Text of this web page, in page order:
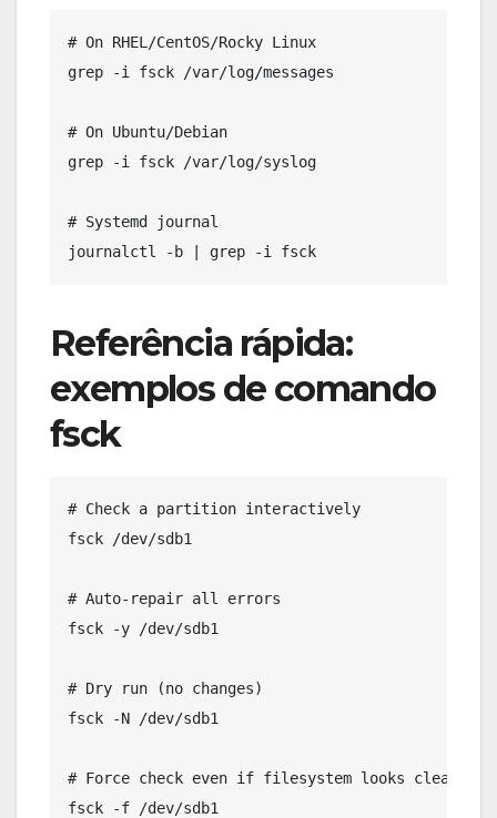
# On RHEL/CentOS/Rocky Linux
grep -i fsck /var/log/messages
# On Ubuntu/Debian
grep -i fsck /var/log/syslog
# Systemd journal
Referência rápida:
exemplos de comando
fsck
# Check a partition interactively
fsck /dev/sdb1
# Auto-repair all errors
fsck -y /dev/sdb1
# Dry run (no changes)
fsck -N /dev/sdb1
# Force check even if filesystem looks clean
fsck -f /dev/sdb1